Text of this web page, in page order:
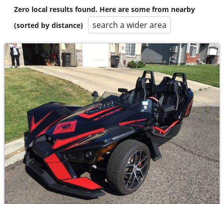
Zero local results found. Here are some from nearby
(sorted by distance)
search a wider area